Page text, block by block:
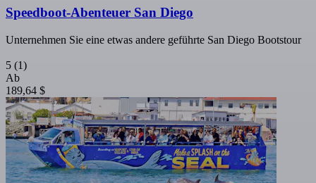
Speedboot-Abenteuer San Diego
Unternehmen Sie eine etwas andere geführte San Diego Bootstour
5 (1)
Ab
189,64 $